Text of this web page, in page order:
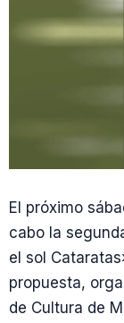
El próximo
cabo la
el sol
propuesta,
de Cultura de